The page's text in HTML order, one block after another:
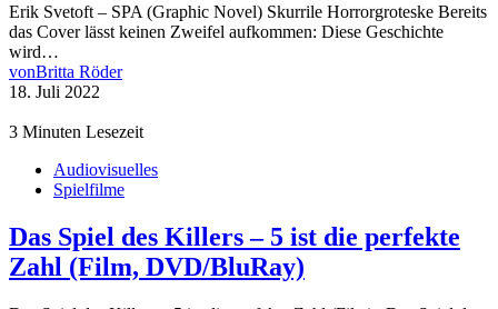
Erik Svetoft – SPA (Graphic Novel) Skurrile Horrorgroteske Bereits
das Cover lässt keinen Zweifel aufkommen: Diese Geschichte
wird…
vonBritta Röder
18. Juli 2022
3 Minuten Lesezeit
Audiovisuelles
Spielfilme
Das Spiel des Killers – 5 ist die perfekte
Zahl (Film, DVD/BluRay)